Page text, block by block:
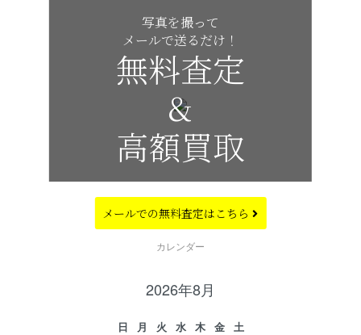
写真を撮って
メールで送るだけ！
無料査定
&
高額買取
メールでの無料査定はこちら
CALENDAR
カレンダー
2026年8月
日 月 火 水 木 金
土